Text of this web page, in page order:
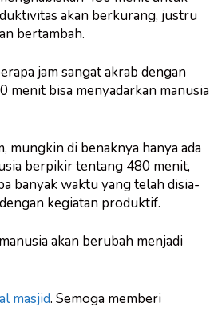
akan berkurang, justru
bertambah.
jam sangat akrab dengan
menit bisa menyadarkan manusia
mungkin di benaknya hanya ada
berpikir tentang 480 menit,
banyak waktu yang telah disia-
kegiatan produktif.
akan berubah menjadi
masjid. Semoga memberi